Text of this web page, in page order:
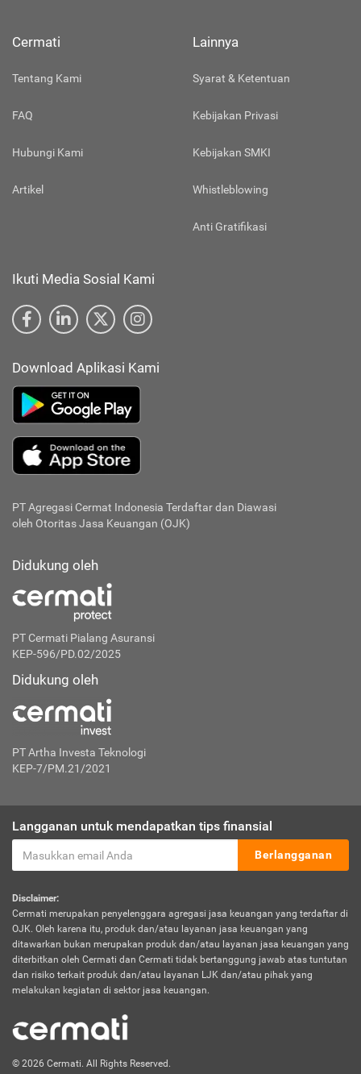
Cermati
Tentang Kami
FAQ
Hubungi Kami
Artikel
Lainnya
Syarat & Ketentuan
Kebijakan Privasi
Kebijakan SMKI
Whistleblowing
Anti Gratifikasi
Ikuti Media Sosial Kami
Download Aplikasi Kami
PT Agregasi Cermat Indonesia Terdaftar dan Diawasi
oleh Otoritas Jasa Keuangan (OJK)
Didukung oleh
PT Cermati Pialang Asuransi
KEP-596/PD.02/2025
Didukung oleh
PT Artha Investa Teknologi
KEP-7/PM.21/2021
Langganan untuk mendapatkan tips finansial
Berlangganan
Disclaimer:
Cermati merupakan penyelenggara agregasi jasa keuangan yang terdaftar di
OJK. Oleh karena itu, produk dan/atau layanan jasa keuangan yang
ditawarkan bukan merupakan produk dan/atau layanan jasa keuangan yang
diterbitkan oleh Cermati dan Cermati tidak bertanggung jawab atas tuntutan
dan risiko terkait produk dan/atau layanan LJK dan/atau pihak yang
melakukan kegiatan di sektor jasa keuangan.
© 2026 Cermati. All Rights Reserved.